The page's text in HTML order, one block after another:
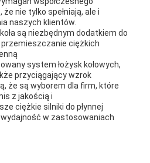
nie tylko spełniają, ale i
naszych klientów.
są niezbędnym dodatkiem do
ciężkich
system łożysk kołowych,
przyciągający wzrok
że są wyborem dla firm, które
z jakością i
ciężkie silniki do płynnej
wydajność w zastosowaniach